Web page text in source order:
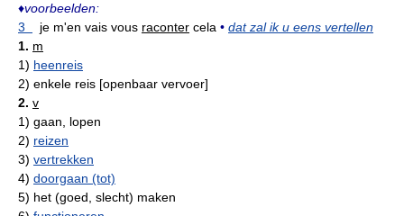
♦voorbeelden:
3
je m'en vais vous raconter cela • dat zal ik u eens vertellen
1. m
1) heenreis
2) enkele reis [openbaar vervoer]
2. v
1) gaan, lopen
2) reizen
3) vertrekken
4) doorgaan (tot)
5) het (goed, slecht) maken